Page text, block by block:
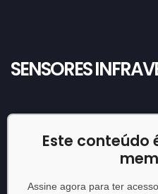
SENSORES
Este conteúdo
Assine agora para ter